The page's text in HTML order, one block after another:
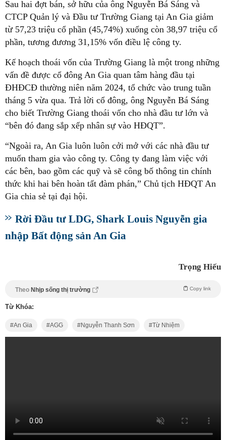
Sau hai đợt bán, sở hữu của ông Nguyễn Bá Sáng và
CTCP Quản lý và Đầu tư Trường Giang tại An Gia giảm
từ 57,23 triệu cổ phần (45,74%) xuống còn 38,97 triệu cổ
phần, tương đương 31,15% vốn điều lệ công ty.
Kế hoạch thoái vốn của Trường Giang là một trong những
vấn đề được cổ đông An Gia quan tâm hàng đầu tại
ĐHĐCĐ thường niên năm 2024, tổ chức vào trung tuần
tháng 5 vừa qua. Trả lời cổ đông, ông Nguyễn Bá Sáng
cho biết Trường Giang thoái vốn cho nhà đầu tư lớn và
“bên đó đang sắp xếp nhân sự vào HĐQT”.
“Ngoài ra, An Gia luôn luôn cởi mở với các nhà đầu tư
muốn tham gia vào công ty. Công ty đang làm việc với
các bên, bao gồm các quỹ và sẽ công bố thông tin chính
thức khi hai bên hoàn tất đàm phán,” Chủ tịch HĐQT An
Gia chia sẻ tại đại hội.
Rời Đầu tư LDG, Shark Louis Nguyễn gia
nhập Bất động sản An Gia
Trọng Hiếu
Theo Nhịp sống thị trường Copy link
Từ Khóa:
An Gia AGG Nguyễn Thanh Sơn Từ Nhiệm